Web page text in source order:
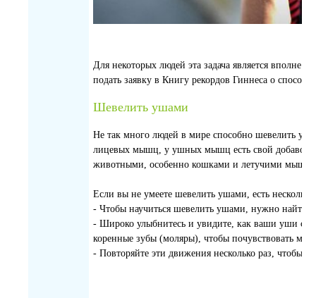
Для некоторых людей эта задача является
подать заявку в Книгу рекордов Гиннеса о
Шевелить ушами
Не так много людей в мире способно шевелить
лицевых мышц, у ушных мышц есть свой
животными, особенно кошками и летучими
Если вы не умеете шевелить ушами, есть
- Чтобы научиться шевелить ушами, нужно найти
- Широко улыбнитесь и увидите, как ваши уши
коренные зубы (моляры), чтобы почувствовать
- Повторяйте эти движения несколько раз,